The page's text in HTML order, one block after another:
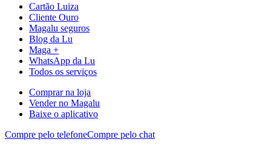
Cartão Luiza
Cliente Ouro
Magalu seguros
Blog da Lu
Maga +
WhatsApp da Lu
Todos os serviços
Comprar na loja
Vender no Magalu
Baixe o aplicativo
Compre pelo telefoneCompre pelo chat